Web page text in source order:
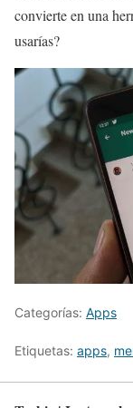
convierte en una
usarías?
Categorías: Apps
Etiquetas: apps,